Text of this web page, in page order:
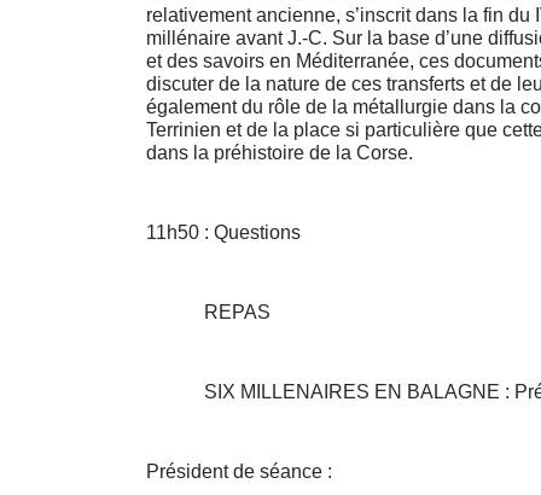
relativement ancienne, s’inscrit dans la fin du
millénaire avant J.-C. Sur la base d’une
et des savoirs en Méditerranée, ces
discuter de la nature de ces transferts et de
également du rôle de la métallurgie dans la
Terrinien et de la place si particulière que
dans la préhistoire de la Corse.
11h50 : Questions
REPAS
SIX MILLENAIRES EN BALAGNE :
Président de séance :